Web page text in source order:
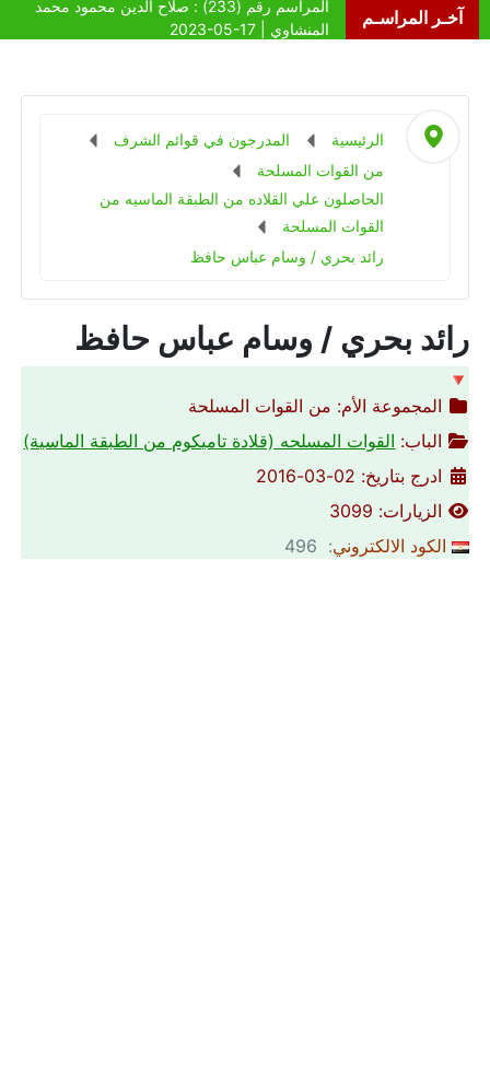
آخـر المراسـم
الرئيسية
المدرجون في قوائم الشرف
من القوات المسلحة
الحاصلون علي القلاده من الطبقة الماسيه من
القوات المسلحة
رائد بحري / وسام عباس حافظ
رائد بحري / وسام عباس حافظ
🔻
المجموعة الأم: من القوات المسلحة
الباب: القوات المسلحه (قلادة تاميكوم من الطبقة الماسية)
ادرج بتاريخ: 02-03-2016
الزيارات: 3099
الكود الالكتروني: 496